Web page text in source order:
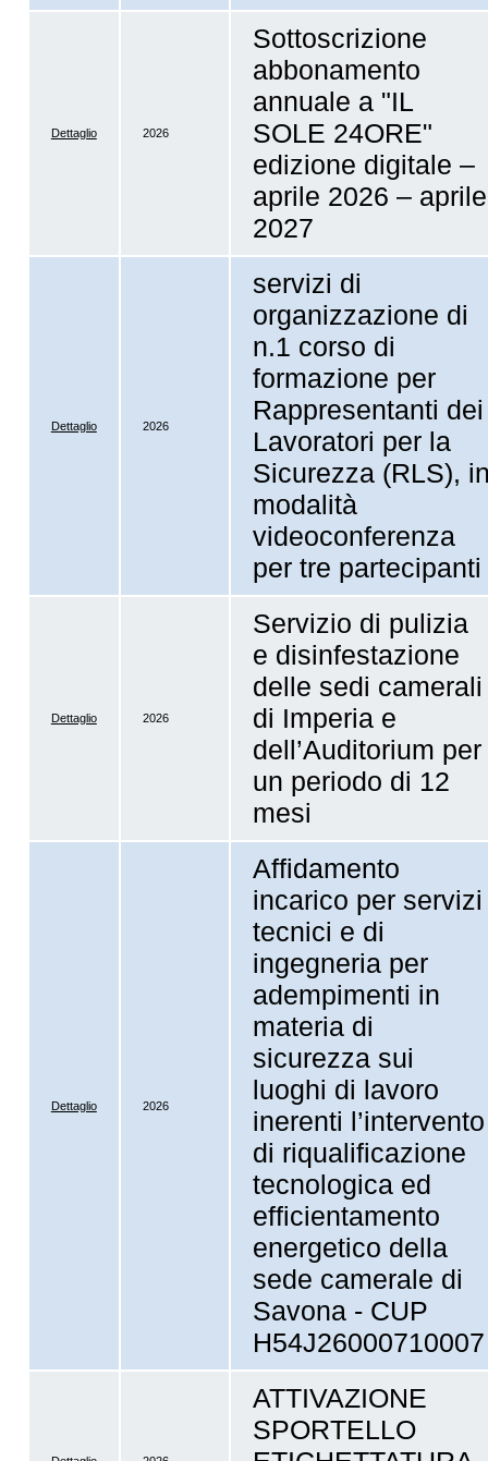
Dettaglio 2026
Sottoscrizione
abbonamento
annuale a "IL
SOLE 24ORE"
edizione digitale –
aprile 2026 – aprile
2027
Dettaglio 2026
servizi di
organizzazione di
n.1 corso di
formazione per
Rappresentanti dei
Lavoratori per la
Sicurezza (RLS),
modalità
videoconferenza
per tre partecipanti
Dettaglio 2026
Servizio di pulizia
e disinfestazione
delle sedi camerali
di Imperia e
dell’Auditorium per
un periodo di 12
mesi
Dettaglio 2026
Affidamento
incarico per servizi
tecnici e di
ingegneria per
adempimenti in
materia di
sicurezza sui
luoghi di lavoro
inerenti l’intervento
di riqualificazione
tecnologica ed
efficientamento
energetico della
sede camerale di
Savona - CUP
H54J26000710007
ATTIVAZIONE
SPORTELLO